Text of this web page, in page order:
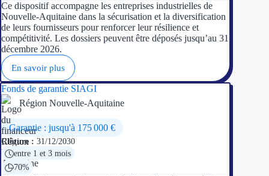
Ce dispositif accompagne les entreprises industrielles de
Nouvelle-Aquitaine dans la sécurisation et la diversification
de leurs fournisseurs pour renforcer leur résilience et
compétitivité. Les dossiers peuvent être déposés jusqu’au 31
décembre 2026.
En savoir plus
Fonds de garantie SIAGI
Région Nouvelle-Aquitaine
Garantie : jusqu'à 175 000 €
Clôture : 31/12/2030
entre 1 et 3 mois
70%